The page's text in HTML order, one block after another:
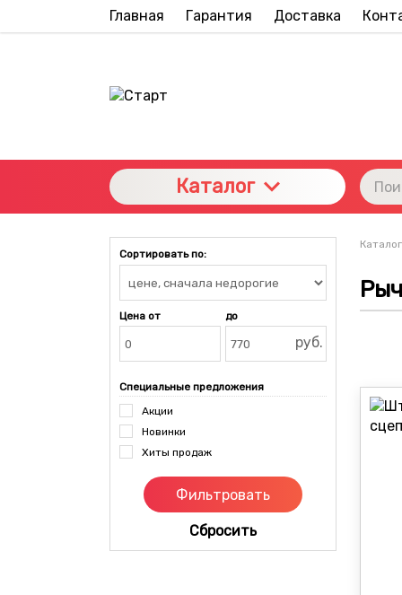
Главная Гарантия Доставка
Каталог
Сортировать по:
Цена от до
руб.
Специальные предложения
Акции
Новинки
Хиты продаж
Cбросить
Каталог